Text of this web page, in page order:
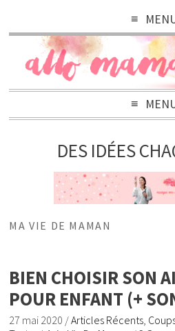
DES IDÉES
MA VIE DE MAMAN
BIEN CHOISIR SON
POUR ENFANT (+
27 mai 2020 /Articles Récents